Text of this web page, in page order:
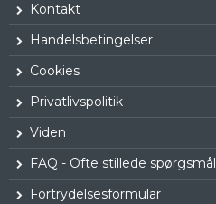
Kontakt
Handelsbetingelser
Cookies
Privatlivspolitik
Viden
FAQ - Ofte stillede spørgsmål
Fortrydelsesformular